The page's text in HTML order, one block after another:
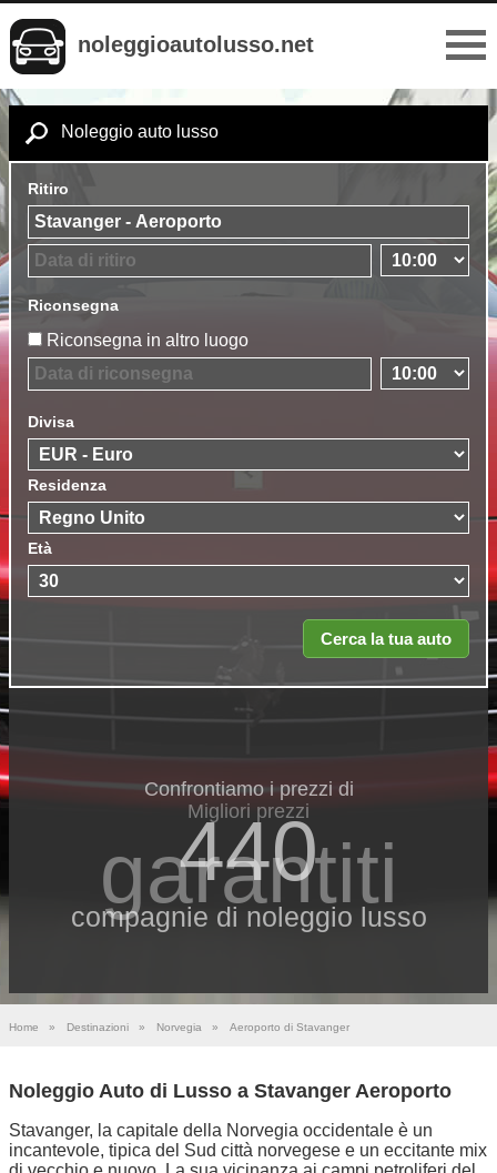
noleggioautolusso.net
Noleggio auto lusso
Ritiro
Riconsegna
Riconsegna in altro luogo
Divisa
Residenza
Età
Confrontiamo i prezzi di
440
compagnie di noleggio lusso
Migliori prezzi
garantiti
Home » Destinazioni » Norvegia » Aeroporto di Stavanger
Noleggio Auto di Lusso a Stavanger Aeroporto
Stavanger, la capitale della Norvegia occidentale è un
incantevole, tipica del Sud città norvegese e un eccitante mix